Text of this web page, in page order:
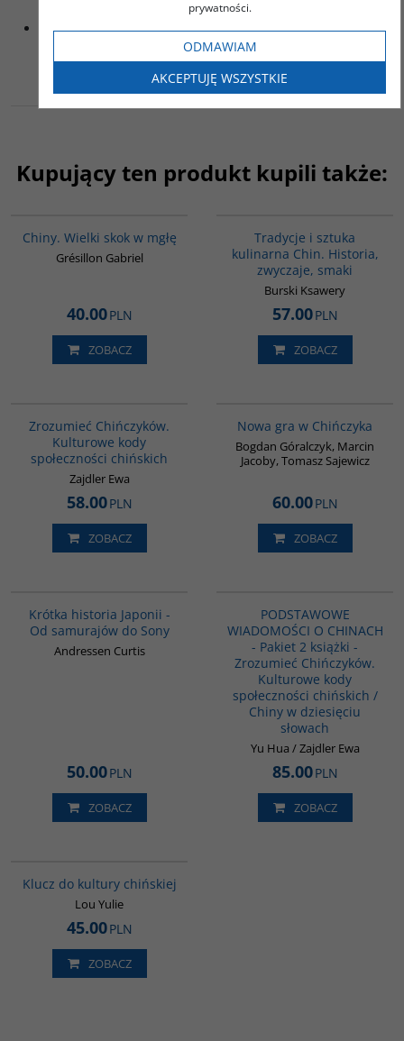
Yu Hua -Chiny w dziesięciu słowachzobacz
Kupujący ten produkt kupili także:
Chiny. Wielki skok w mgłę
Grésillon Gabriel
40.00PLN
ZOBACZ
Tradycje i sztuka
kulinarna Chin. Historia,
zwyczaje, smaki
Burski Ksawery
57.00PLN
ZOBACZ
Zrozumieć Chińczyków.
Kulturowe kody
społeczności chińskich
Zajdler Ewa
58.00PLN
ZOBACZ
Nowa gra w Chińczyka
Bogdan Góralczyk, Marcin
Jacoby, Tomasz Sajewicz
60.00PLN
ZOBACZ
Krótka historia Japonii -
Od samurajów do Sony
Andressen Curtis
50.00PLN
ZOBACZ
PODSTAWOWE
WIADOMOŚCI O CHINACH
- Pakiet 2 książki -
Zrozumieć Chińczyków.
Kulturowe kody
społeczności chińskich /
Chiny w dziesięciu
słowach
Yu Hua / Zajdler Ewa
85.00PLN
ZOBACZ
Klucz do kultury chińskiej
Lou Yulie
45.00PLN
ZOBACZ
prywatności.
ODMAWIAM
AKCEPTUJĘ WSZYSTKIE